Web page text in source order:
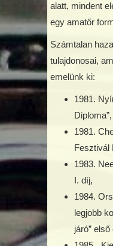
alatt, mindent
egy amatőr
Számtalan
tulajdonosai,
emelünk ki:
1981.
Diploma”,
1981.
Fesztivál
1983.
I. díj,
1984.
legjobb
járó” első